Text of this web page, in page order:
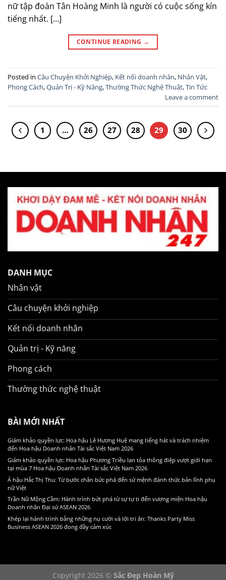
nữ tập đoàn Tân Hoàng Minh là người có cuộc sống kín
tiếng nhất. […]
CONTINUE READING →
Posted in Câu Chuyện Khởi Nghiệp, Kết nối doanh nhân, Nhân Vật,
Phong Cách,Quản Trị - Kỹ Năng,Thường Thức Nghệ Thuật,Tin Tức
Leave a comment
1 … 26 27 28 29 30
DANH MỤC
Nhân vật
Câu chuyện khởi nghiệp
Kết nối doanh nhân
Quản trị - Kỹ năng
Phong cách
Thường thức nghệ thuật
BÀI MỚI NHẤT
Giám khảo quyền lực: Hoa hậu Lê Hương Huệ mang tiếng hát và trách nhiệm
đến Hoa hậu Doanh nhân Tài sắc Việt Nam 2026
Giám khảo quyền lực: Hoa hậu Phương Triều lan tỏa thông điệp vượt giới hạn
tại mùa 7 Hoa hậu Doanh nhân Tài sắc Việt Nam 2026
Á hậu Hắc Thị Thu: Từ bước chân bức phá đến sứ mệnh đánh thức bản lĩnh phụ
nữ Việt
Trần Nữ Mộng Cầm: Hành trình bứt phá từ sự tự ti đến vương miện Hoa hậu
Doanh nhân Đại sứ ASEAN 2026
Khép lại hành trình bằng những nụ cười và lời tri ân: Thanks Party Miss
Business ASEAN 2026 đong đầy cảm xúc
Copyright 2026 © Sắc Đẹp Hoàn Mỹ